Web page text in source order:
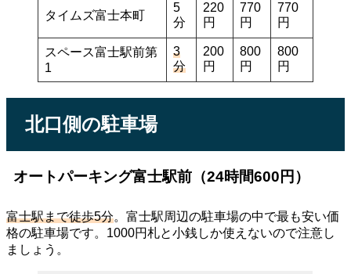
タイムズ富士本町
5
分
220
円
770
円
770
円
スペース富士駅前第
1
3
分
200
円
800
円
800
円
北口側の駐車場
オートパーキング富士駅前（24時間600円）
富士駅まで徒歩5分。富士駅周辺の駐車場の中で最も安い価
格の駐車場です。1000円札と小銭しか使えないので注意し
ましょう。